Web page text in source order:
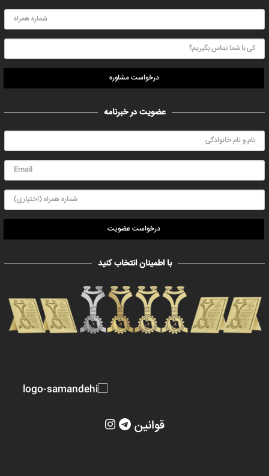
درخواست مشاوره
عضویت در خبرنامه
درخواست عضویت
با اطمینان انتخاب کنید
قوانین